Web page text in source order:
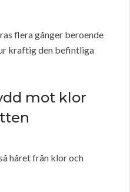
flera gånger beroende
kraftig den befintliga
mot klor
håret från klor och